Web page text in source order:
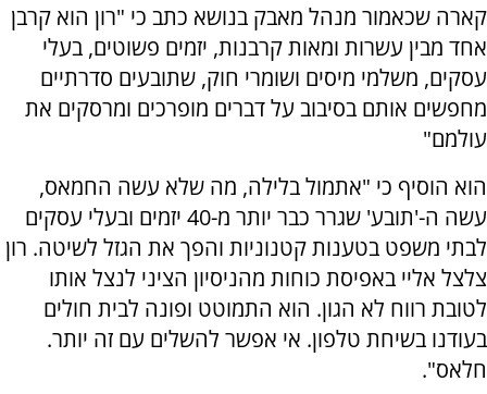
קארה שכאמור מנהל מאבק בנושא כתב כי "רון הוא קרבן
אחד מבין עשרות ומאות קרבנות, יזמים פשוטים, בעלי
עסקים, משלמי מיסים ושומרי חוק, שתובעים סדרתיים
מחפשים אותם בסיבוב על דברים מופרכים ומרסקים את
עולמם"
הוא הוסיף כי "אתמול בלילה, מה שלא עשה החמאס,
עשה ה-'תובע' שגרר כבר יותר מ-40 יזמים ובעלי עסקים
לבתי משפט בטענות קטנוניות והפך את הגזל לשיטה. רון
צלצל אליי באפיסת כוחות מהניסיון הציני לנצל אותו
לטובת רווח לא הגון. הוא התמוטט ופונה לבית חולים
בעודנו בשיחת טלפון. אי אפשר להשלים עם זה יותר.
חלאס".